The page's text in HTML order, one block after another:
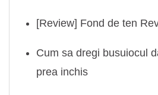
[Review] Fond de ten
Cum sa dregi busuiocul
prea inchis